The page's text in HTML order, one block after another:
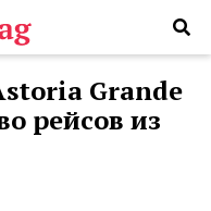
Grande
рейсов из